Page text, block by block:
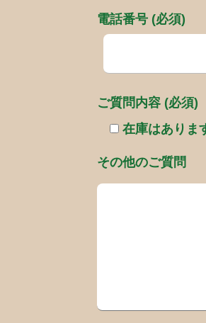
電話番号 (必須)
ご質問内容 (必須)
在庫はありま
その他のご質問